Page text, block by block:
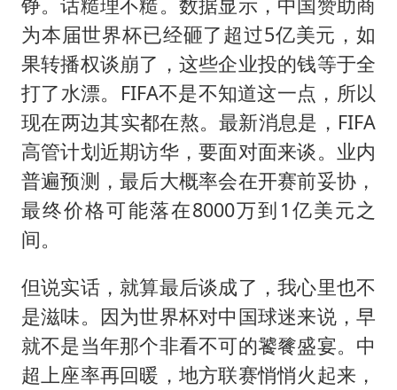
为本届世界杯已经砸了超过5亿美元，如
果转播权谈崩了，这些企业投的钱等于全
打了水漂。FIFA不是不知道这一点，所以
现在两边其实都在熬。最新消息是，FIFA
高管计划近期访华，要面对面来谈。业内
普遍预测，最后大概率会在开赛前妥协，
最终价格可能落在8000万到1亿美元之
间。
但说实话，就算最后谈成了，我心里也不
是滋味。因为世界杯对中国球迷来说，早
就不是当年那个非看不可的饕餮盛宴。中
超上座率再回暖，地方联赛悄悄火起来，